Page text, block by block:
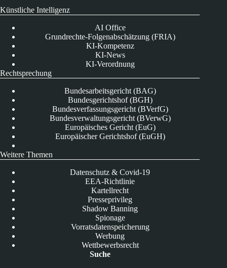
Künstliche Intelligenz
AI Office
Grundrechte-Folgenabschätzung (FRIA)
KI-Kompetenz
KI-News
KI-Verordnung
Rechtsprechung
Bundesarbeitsgericht (BAG)
Bundesgerichtshof (BGH)
Bundesverfassungsgericht (BVerfG)
Bundesverwaltungsgericht (BVerwG)
Europäisches Gericht (EuG)
Europäischer Gerichtshof (EuGH)
Weitere Themen
Datenschutz & Covid-19
EEA-Richtlinie
Kartellrecht
Presseprivileg
Shadow Banning
Spionage
Vorratsdatenspeicherung
Werbung
Wettbewerbsrecht
Suche